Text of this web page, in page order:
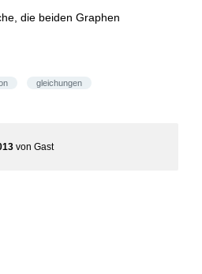
die beiden Graphen
gleichungen
von Gast